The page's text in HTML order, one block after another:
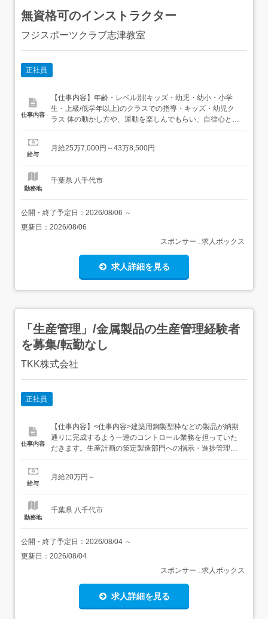
無資格可のインストラクター
フジスポーツクラブ志津教室
正社員
仕事内容
【仕事内容】年齢・レベル別(キッズ・幼児・幼小・小学
生・上級/低学年以上)のクラスでの指導・キッズ・幼児ク
ラス 体の動かし方や、運動を楽しんでもらい、自律心と運
動能力を育む・小学生 とび箱、鉄棒・マット・トランポリ
い 1日の授業は、1コマあたり55分(1コマ)×3～4コマ 先生1
給与
月給25万7,000円～43万8,500円
勤務地
千葉県 八千代市
公開・終了予定日： 2026/08/06 ～
更新日： 2026/08/06
スポンサー : 求人ボックス
求人詳細を見る
「生産管理」/金属製品の生産管理経験者
を募集/転勤なし
TKK株式会社
正社員
仕事内容
【仕事内容】<仕事内容>建築用鋼製型枠などの製品が納期
通りに完成するよう一連のコントロール業務を担っていた
だきます。生産計画の策定製造部門への指示・進捗管理納
期管理・調整業務資材の発注・管理自社工場における生産
計画の立案から製造部門への指示出し、進捗管理までスム
給与
月給20万円～
勤務地
千葉県 八千代市
公開・終了予定日： 2026/08/04 ～
更新日： 2026/08/04
スポンサー : 求人ボックス
求人詳細を見る